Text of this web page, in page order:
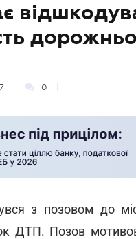
0
з позовом до
ДТП. Позов